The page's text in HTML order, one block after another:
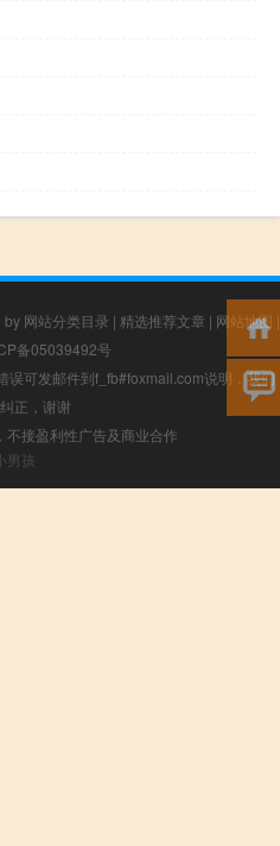
by 网站分类目录 | 精选推荐文章 | 网站地图 |
备05039492号
误可发邮件到f_fb#foxmail.com说明，我们
正，谢谢
接盈利性广告及商业合作
男孩